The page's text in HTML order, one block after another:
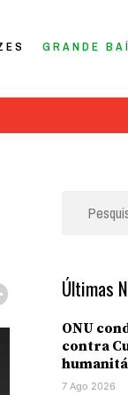
GRANDE
Últimas
ONU
contra
7 Ago 2026